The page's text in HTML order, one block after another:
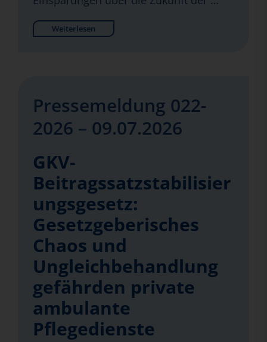
Weiterlesen
Pressemeldung 022-
2026 – 09.07.2026
GKV-
Beitragssatzstabilisier
ungsgesetz:
Gesetzgeberisches
Chaos und
Ungleichbehandlung
gefährden private
ambulante
Pflegedienste